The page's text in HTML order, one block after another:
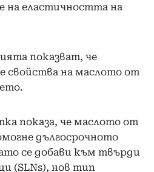
на еластичността на
показват, че
свойства на маслото от
показа, че маслото от
дългосрочното
се добави към твърди
(SLNs), нов тип